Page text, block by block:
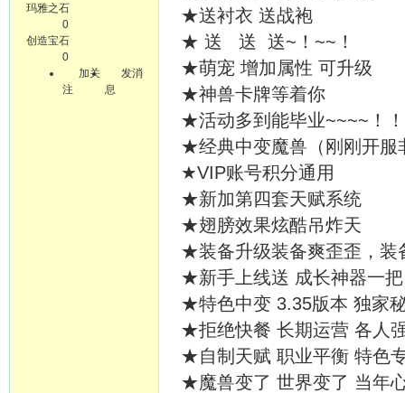
玛雅之石
0
创造宝石
0
加关
注
发消
息
★送衬衣 送战袍
★ 送 送 送~！~~！
★萌宠 增加属性 可升级
★神兽卡牌等着你
★活动多到能毕业~~~~！
★经典中变魔兽（刚刚开服
★VIP账号积分通用
★新加第四套天赋系统
★翅膀效果炫酷吊炸天
★装备升级装备爽歪歪，装
★新手上线送 成长神器一
★特色中变 3.35版本 独家
★拒绝快餐 长期运营 各人
★自制天赋 职业平衡 特色
★魔兽变了 世界变了 当年